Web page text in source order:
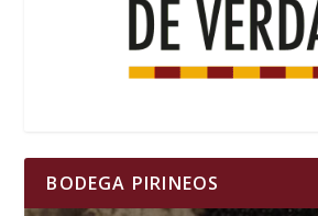
BODEGA PIRINEOS